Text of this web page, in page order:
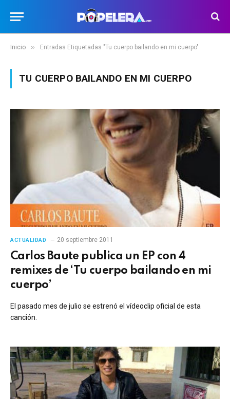
Inicio » Entradas Etiquetadas "Tu cuerpo bailando en mi cuerpo"
TU CUERPO BAILANDO EN MI CUERPO
ACTUALIDAD 20 septiembre 2011
Carlos Baute publica un EP con 4
remixes de ‘Tu cuerpo bailando en mi
cuerpo’
El pasado mes de julio se estrenó el vídeoclip oficial de esta
canción.